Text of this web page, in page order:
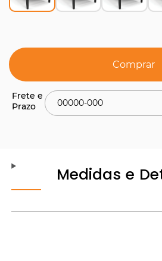
Comprar
Medidas e